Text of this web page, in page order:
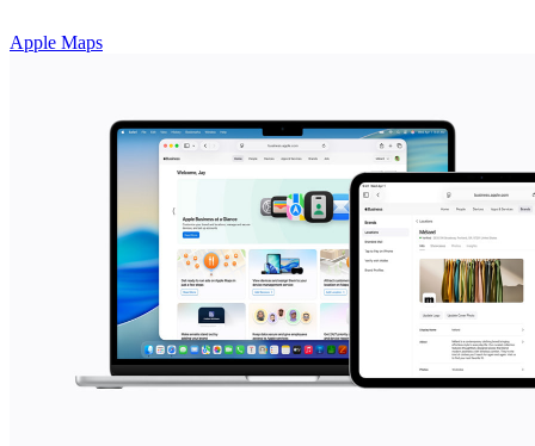
Apple Maps